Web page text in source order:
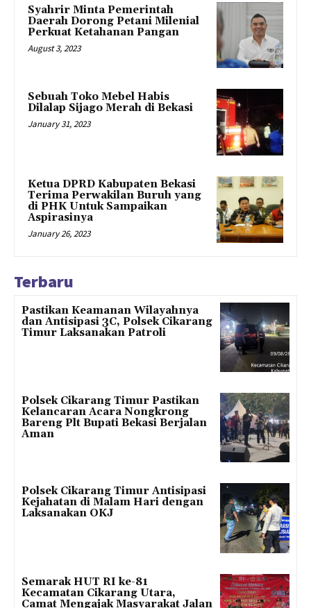
Syahrir Minta Pemerintah
Daerah Dorong Petani Milenial
Perkuat Ketahanan Pangan
August 3, 2023
Sebuah Toko Mebel Habis
Dilalap Sijago Merah di Bekasi
January 31, 2023
Ketua DPRD Kabupaten Bekasi
Terima Perwakilan Buruh yang
di PHK Untuk Sampaikan
Aspirasinya
January 26, 2023
Terbaru
Pastikan Keamanan Wilayahnya
dan Antisipasi 3C, Polsek Cikarang
Timur Laksanakan Patroli
Polsek Cikarang Timur Pastikan
Kelancaran Acara Nongkrong
Bareng Plt Bupati Bekasi Berjalan
Aman
Polsek Cikarang Timur Antisipasi
Kejahatan di Malam Hari dengan
Laksanakan OKJ
Semarak HUT RI ke-81
Kecamatan Cikarang Utara,
Camat Mengajak Masyarakat Jalan